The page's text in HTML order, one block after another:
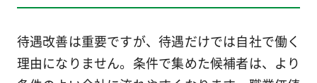
待遇改善は重要ですが、待遇だけでは自社で働く
理由になりません。条件で集めた候補者は、より